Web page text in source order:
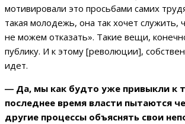
мотивировали это просьбами самих
такая молодежь, она так хочет служить,
не можем отказать». Такие вещи,
публику. И к этому [революции],
идет.
― Да, мы как будто уже привыкли к
последнее время власти пытаются
другие процессы объяснять свои